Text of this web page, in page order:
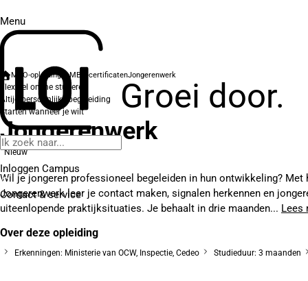
Menu
Groei door.
Inloggen Campus
Contact& service
MBO-opleidingenMBO-certificatenJongerenwerk
Flexibel online studeren
Altijd persoonlijke begeleiding
Starten wanneer je wilt
Jongerenwerk
Nieuw
Wil je jongeren professioneel begeleiden in hun ontwikkeling? Met
Jongerenwerk leer je contact maken, signalen herkennen en
uiteenlopende praktijksituaties. Je behaalt in drie maanden... Lees
Over deze opleiding
Erkenningen: Ministerie van OCW, Inspectie, Cedeo Studieduur: 3 maanden